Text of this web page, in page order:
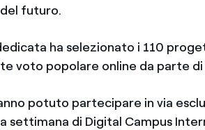
futuro.
ha selezionato i 110
voto popolare online da parte
potuto partecipare in via
settimana di Digital Campus